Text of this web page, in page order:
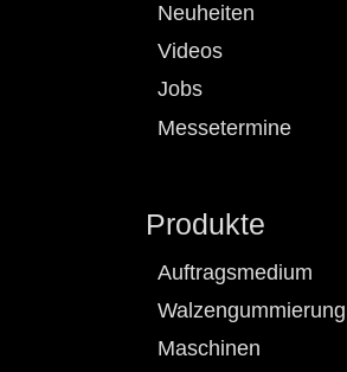
Neuheiten
Videos
Jobs
Messetermine
Produkte
Auftragsmedium
Walzengummierung
Maschinen